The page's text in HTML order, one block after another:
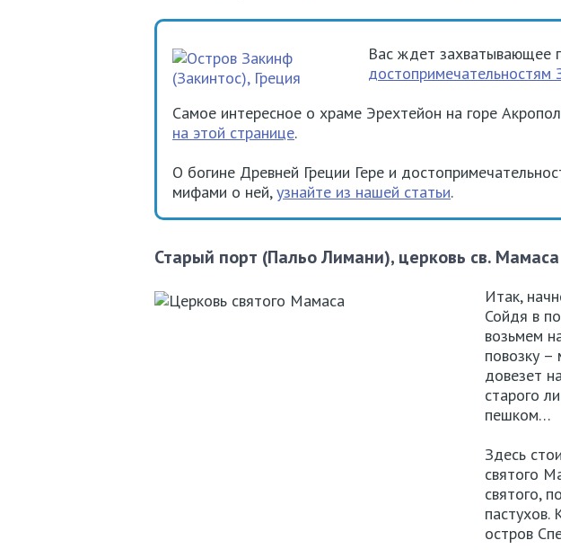
Вас ждет захватывающее
достопримечательностям
Самое интересное о храме Эрехтейон на горе
на этой странице.
О богине Древней Греции Гере и
мифами о ней,узнайте из нашей статьи.
Старый порт (Пальо Лимани), церковь св. Мамаса
Итак,
Сойдя в
возьмем
повозку –
довезет
старого
пешком…
Здесь
святого
святого,
пастухов.
остров